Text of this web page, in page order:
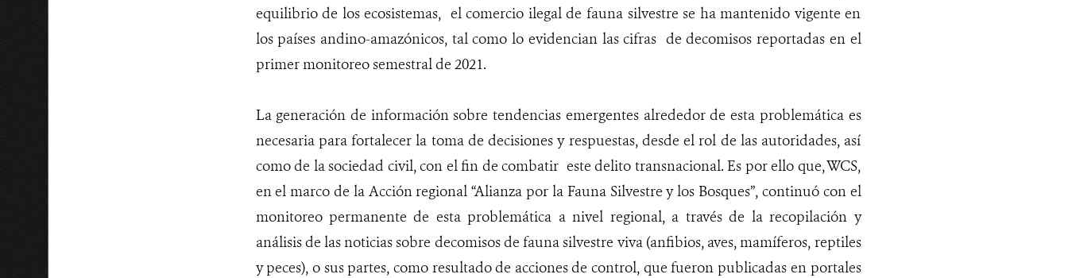
equilibrio de los ecosistemas, el comercio ilegal de fauna silvestre se ha mantenido vigente en
los países andino-amazónicos, tal como lo evidencian las cifras de decomisos reportadas en el
primer monitoreo semestral de 2021.
La generación de información sobre tendencias emergentes alrededor de esta problemática es
necesaria para fortalecer la toma de decisiones y respuestas, desde el rol de las autoridades, así
como de la sociedad civil, con el fin de combatir este delito transnacional. Es por ello que, WCS,
en el marco de la Acción regional “Alianza por la Fauna Silvestre y los Bosques”, continuó con el
monitoreo permanente de esta problemática a nivel regional, a través de la recopilación y
análisis de las noticias sobre decomisos de fauna silvestre viva (anfibios, aves, mamíferos, reptiles
y peces), o sus partes, como resultado de acciones de control, que fueron publicadas en portales